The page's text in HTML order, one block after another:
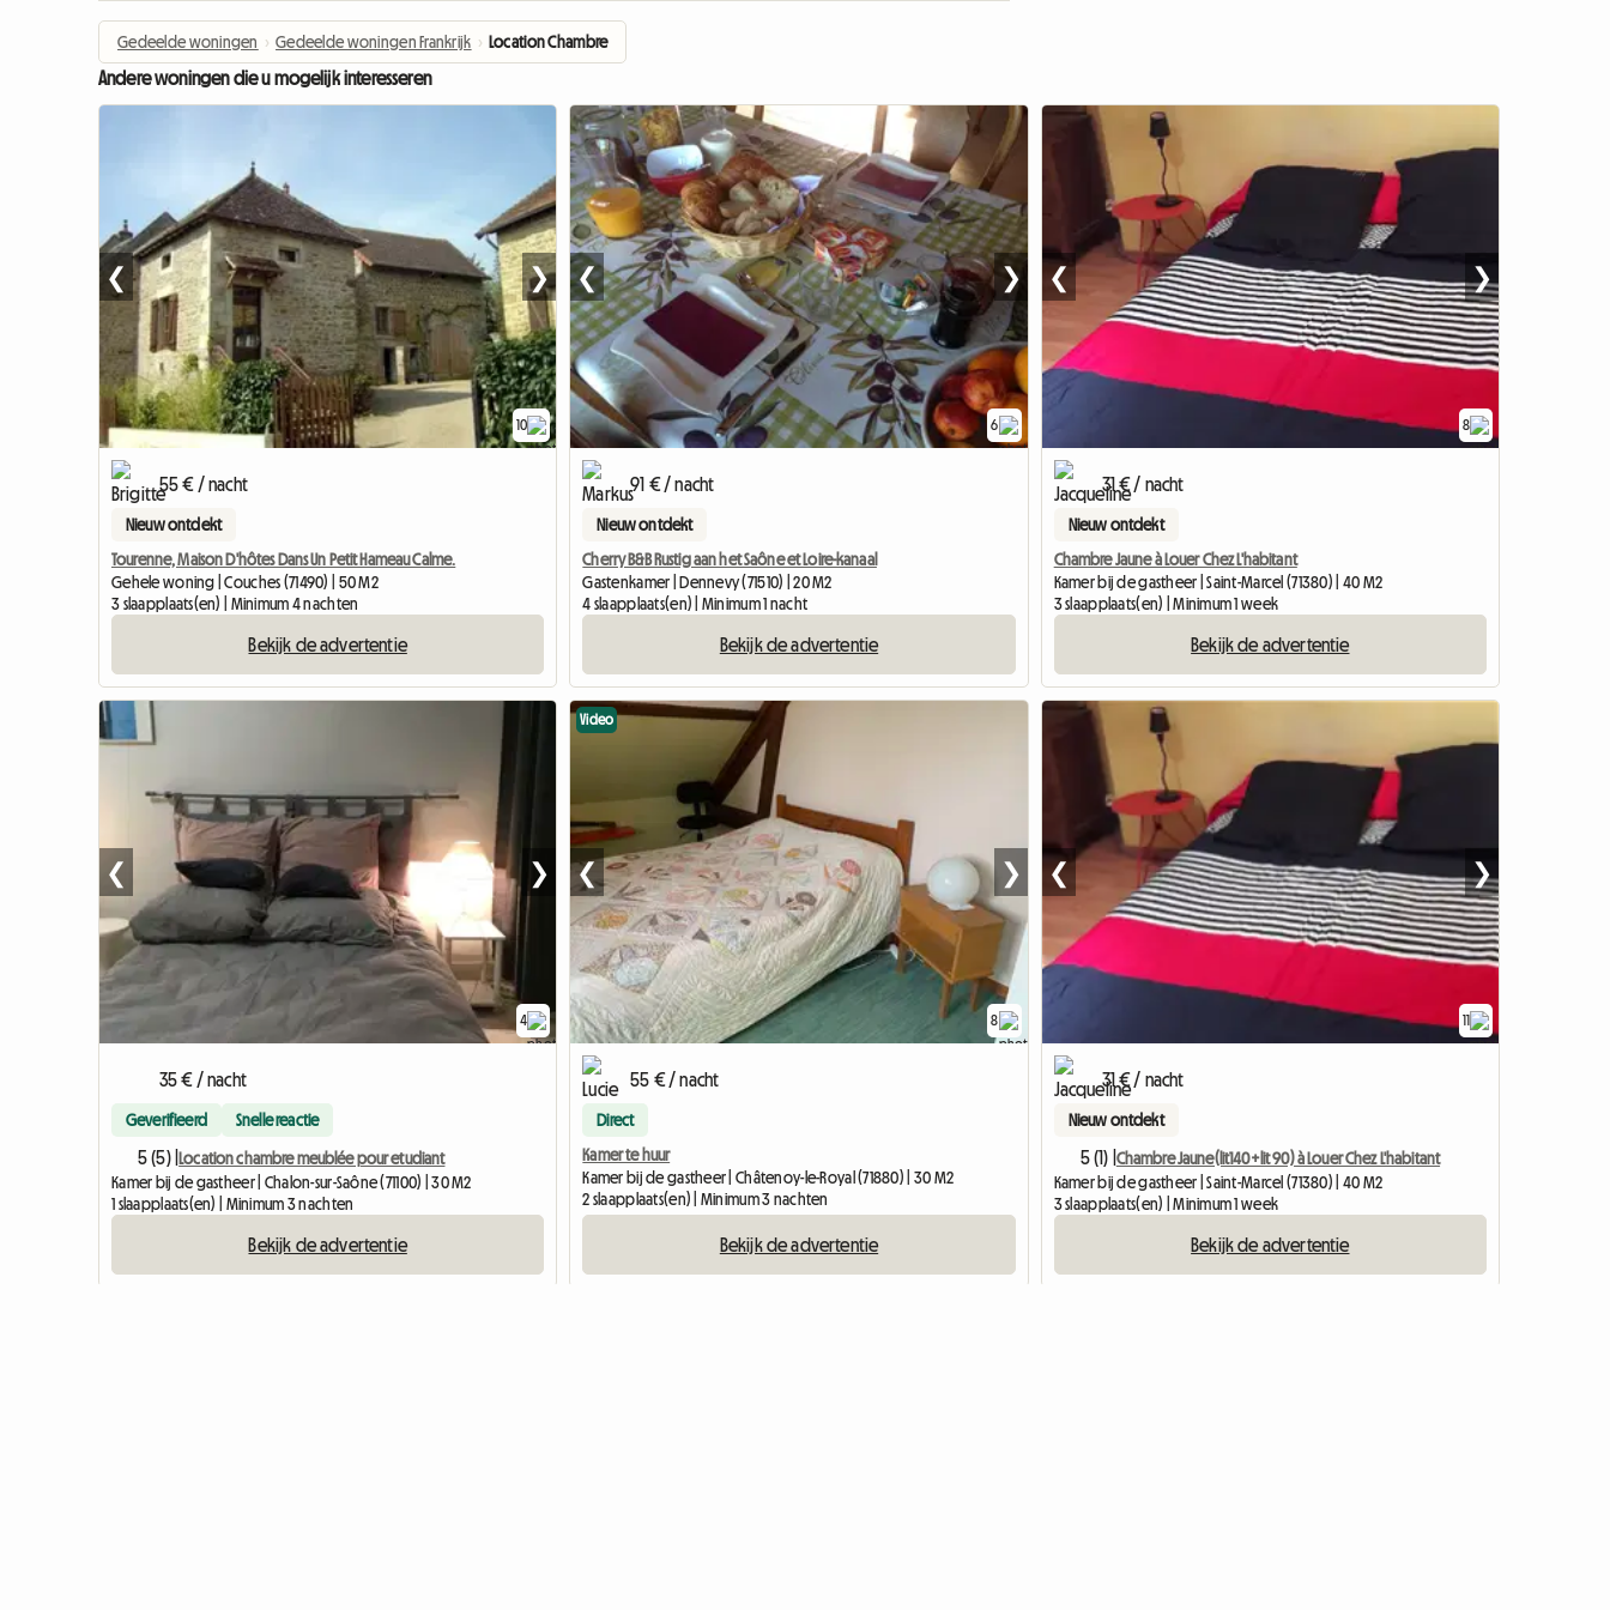
Gedeelde woningen › Gedeelde woningen Frankrijk › Location Chambre
Andere woningen die u mogelijk interesseren
10
❮ ❯
55 € / nacht
Nieuw ontdekt
Tourenne, Maison D'hôtes Dans Un Petit Hameau Calme.
Gehele woning | Couches (71490) | 50 M2
3 slaapplaats(en) | Minimum 4 nachten
Bekijk de advertentie
6
❮ ❯
91 € / nacht
Nieuw ontdekt
Cherry B&B Rustig aan het Saône et Loire-kanaal
Gastenkamer | Dennevy (71510) | 20 M2
4 slaapplaats(en) | Minimum 1 nacht
Bekijk de advertentie
8
❮ ❯
31 € / nacht
Nieuw ontdekt
Chambre Jaune à Louer Chez L'habitant
Kamer bij de gastheer | Saint-Marcel (71380) | 40 M2
3 slaapplaats(en) | Minimum 1 week
Bekijk de advertentie
4
❮ ❯
35 € / nacht
Geverifieerd Snelle reactie
5 (5) |Location chambre meublée pour etudiant
Kamer bij de gastheer | Chalon-sur-Saône (71100) | 30 M2
1 slaapplaats(en) | Minimum 3 nachten
Bekijk de advertentie
8
Video
❮ ❯
55 € / nacht
Direct
Kamer te huur
Kamer bij de gastheer | Châtenoy-le-Royal (71880) | 30 M2
2 slaapplaats(en) | Minimum 3 nachten
Bekijk de advertentie
11
❮ ❯
31 € / nacht
Nieuw ontdekt
5 (1) | Chambre Jaune(lit140+lit 90) à Louer Chez L'habitant
Kamer bij de gastheer | Saint-Marcel (71380) | 40 M2
3 slaapplaats(en) | Minimum 1 week
Bekijk de advertentie